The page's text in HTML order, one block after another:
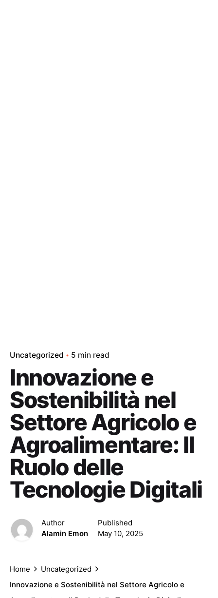
Uncategorized 5 min read
Innovazione e
Sostenibilità nel
Settore Agricolo e
Agroalimentare: Il
Ruolo delle
Tecnologie Digitali
Author
Alamin Emon
Published
May 10, 2025
Home
Uncategorized
Innovazione e Sostenibilità nel Settore Agricolo e